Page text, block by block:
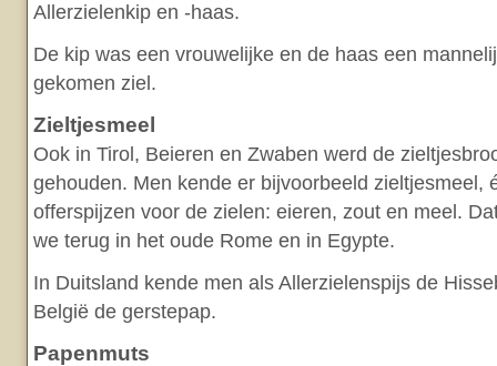
Allerzielenkip en -haas.
De kip was een vrouwelijke en de haas een
gekomen ziel.
Zieltjesmeel
Ook in Tirol, Beieren en Zwaben werd de
gehouden. Men kende er bijvoorbeeld zieltjesmeel,
offerspijzen voor de zielen: eieren, zout en meel.
we terug in het oude Rome en in Egypte.
In Duitsland kende men als Allerzielenspijs de
België de gerstepap.
Papenmuts